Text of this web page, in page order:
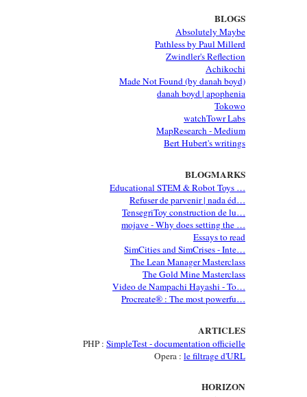
BLOGS
Absolutely Maybe
Pathless by Paul Millerd
Zwindler's Reflection
Achikochi
Made Not Found (by danah boyd)
danah boyd | apophenia
Tokowo
watchTowr Labs
MapResearch - Medium
Bert Hubert's writings
BLOGMARKS
Educational STEM & Robot Toys …
Refuser de parvenir | nada éd…
TensegriToy construction de lu…
mojave - Why does setting the …
Essays to read
SimCities and SimCrises - Inte…
The Lean Manager Masterclass
The Gold Mine Masterclass
Video de Nampachi Hayashi - To…
Procreate® : The most powerfu…
ARTICLES
PHP : SimpleTest - documentation officielle
Opera : le filtrage d'URL
HORIZON